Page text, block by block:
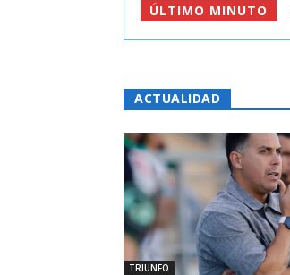
ÚLTIMO MINUTO
ACTUALIDAD
TRIUNFO